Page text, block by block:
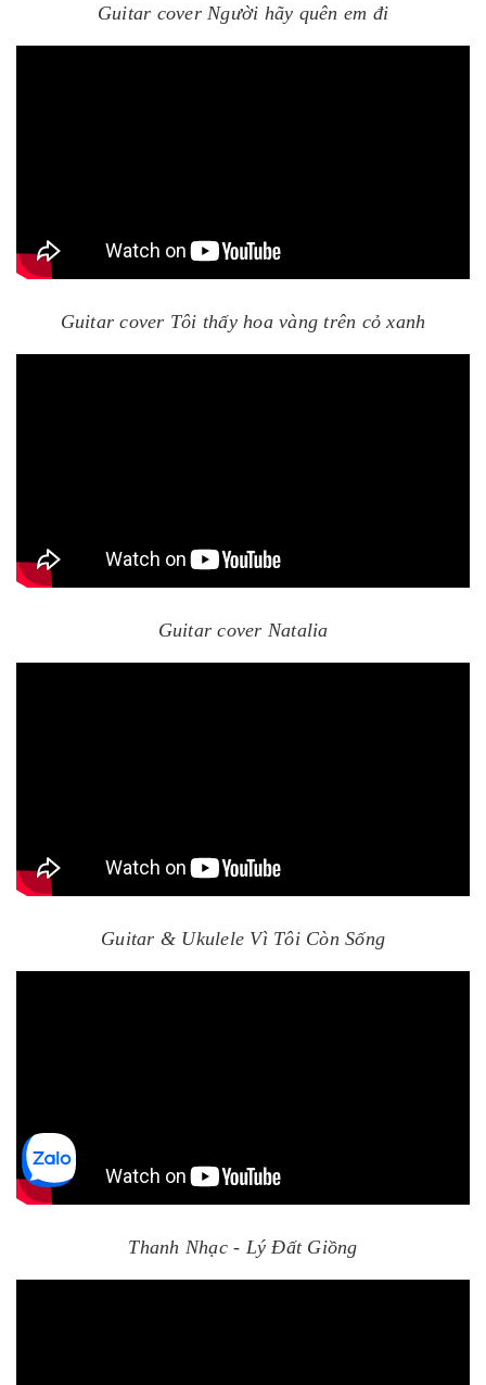
Guitar cover Người hãy quên em đi
Guitar cover Tôi thấy hoa vàng trên cỏ xanh
Guitar cover Natalia
Guitar & Ukulele Vì Tôi Còn Sống
Thanh Nhạc - Lý Đất Giồng